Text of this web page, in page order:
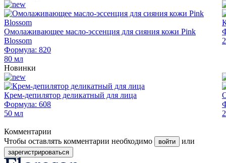
Омолаживающее масло-эссенция для сияния кожи Pink
Blossom
Формула: 820
80 мл
Новинки
Крем-депилятор деликатный для лица
Формула: 608
50 мл
Комментарии
Чтобы оставлять комментарии необходимо
войти или
зарегистрироваться